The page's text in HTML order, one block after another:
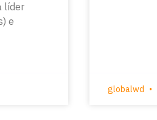
líder
e
globalwd